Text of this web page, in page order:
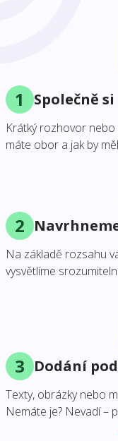
1 Společně
Krátký rozhovor nebo
máte obor a jak by
2
Na základě rozsahu
vysvětlíme
3 Dodání
Texty, obrázky nebo
Nemáte je? Nevadí –